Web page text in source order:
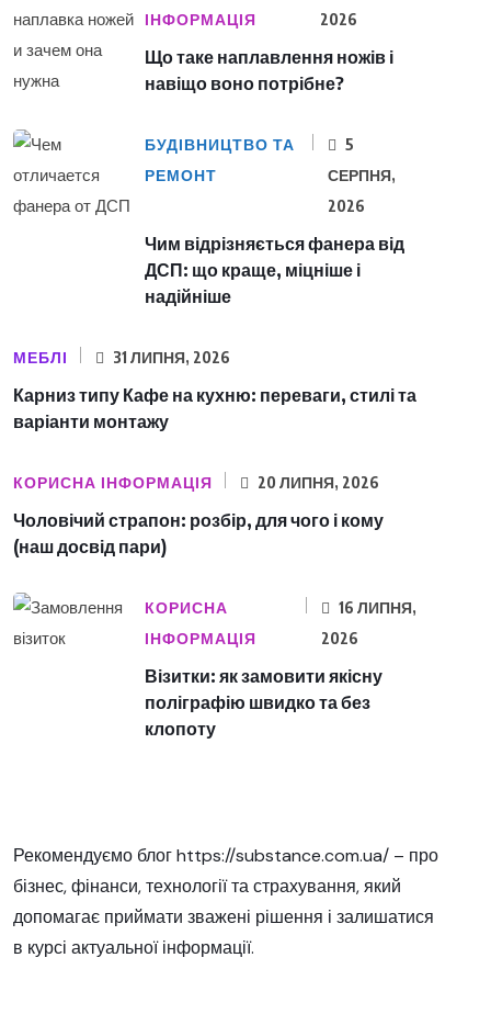
ІНФОРМАЦІЯ
2026
Що таке наплавлення ножів і
навіщо воно потрібне?
БУДІВНИЦТВО ТА
РЕМОНТ
5
СЕРПНЯ,
2026
Чим відрізняється фанера від
ДСП: що краще, міцніше і
надійніше
МЕБЛІ 31 ЛИПНЯ, 2026
Карниз типу Кафе на кухню: переваги, стилі та
варіанти монтажу
КОРИСНА ІНФОРМАЦІЯ 20 ЛИПНЯ, 2026
Чоловічий страпон: розбір, для чого і кому
(наш досвід пари)
КОРИСНА
ІНФОРМАЦІЯ
16 ЛИПНЯ,
2026
Візитки: як замовити якісну
поліграфію швидко та без
клопоту
Рекомендуємо блогhttps://substance.com.ua/ – про
бізнес, фінанси, технології та страхування, який
допомагає приймати зважені рішення і залишатися
в курсі актуальної інформації.